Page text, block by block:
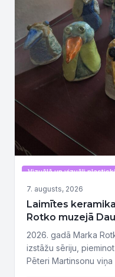
Vizuālā un vizuāli
7. augusts, 2026
Laimītes
Rotko muzejā
2026. gadā Marka
izstāžu sēriju,
Pēteri Martinsonu